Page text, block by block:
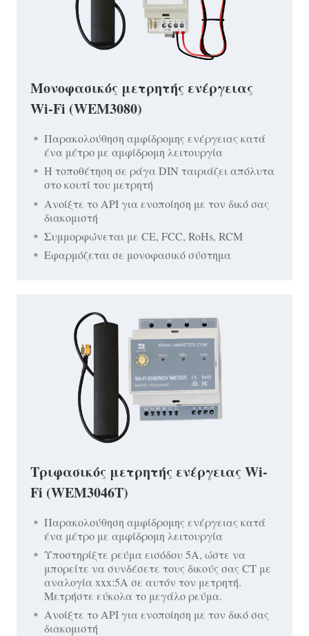
Μονοφασικός μετρητής ενέργειας
Wi-Fi (WEM3080)
Παρακολούθηση αμφίδρομης ενέργειας κατά
ένα μέτρο με αμφίδρομη λειτουργία
Η τοποθέτηση σε ράγα DIN ταιριάζει απόλυτα
στο κουτί του μετρητή
Ανοίξτε το API για ενοποίηση με τον δικό σας
διακομιστή
Συμμορφώνεται με CE, FCC, RoHs, RCM
Εφαρμόζεται σε μονοφασικό σύστημα
Τριφασικός μετρητής ενέργειας Wi-
Fi (WEM3046T)
Παρακολούθηση αμφίδρομης ενέργειας κατά
ένα μέτρο με αμφίδρομη λειτουργία
Υποστηρίξτε ρεύμα εισόδου 5A, ώστε να
μπορείτε να συνδέσετε τους δικούς σας CT με
αναλογία xxx:5A σε αυτόν τον μετρητή.
Μετρήστε εύκολα το μεγάλο ρεύμα.
Ανοίξτε το API για ενοποίηση με τον δικό σας
διακομιστή